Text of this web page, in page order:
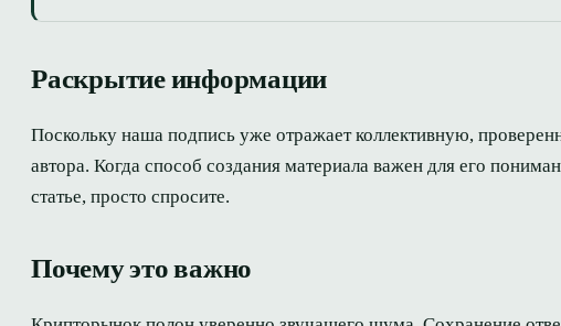
Раскрытие информации
Поскольку наша подпись уже отражает коллективную,
автора. Когда способ создания материала важен для его
статье, просто спросите.
Почему это важно